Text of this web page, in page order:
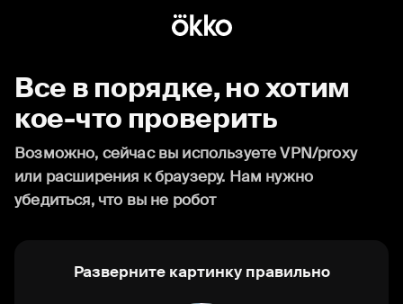
Все в порядке, но хотим
кое-что проверить
Возможно, сейчас вы используете VPN/proxy
или расширения к браузеру. Нам нужно
убедиться, что вы не робот
Разверните картинку правильно